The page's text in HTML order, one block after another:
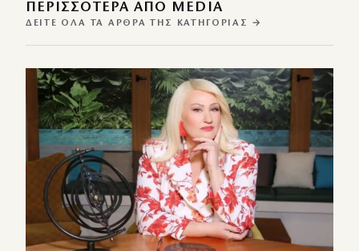
ΠΕΡΙΣΣΌΤΕΡΑ ΑΠΌ MEDIA
ΔΕΊΤΕ ΌΛΑ ΤΑ ΆΡΘΡΑ ΤΗΣ ΚΑΤΗΓΟΡΊΑΣ →